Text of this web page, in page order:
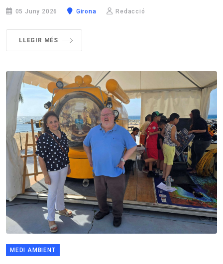
05 Juny 2026 Girona Redacció
LLEGIR MÉS
MEDI AMBIENT